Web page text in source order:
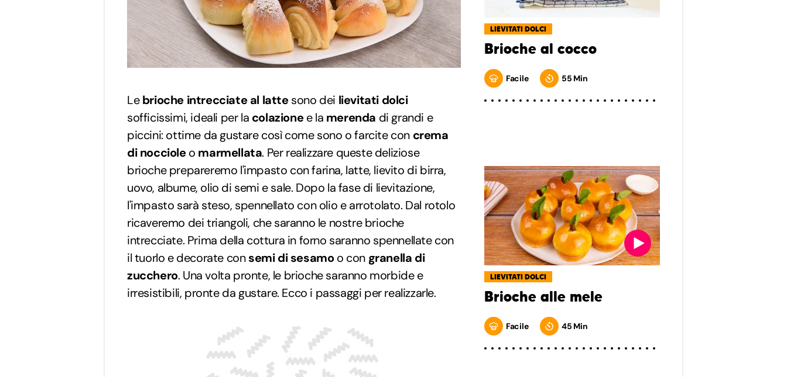
Lebrioche intrecciate al lattesono dei lievitati dolci
sofficissimi, ideali per la colazionee la merenda di grandi e
piccini: ottime da gustare così come sono o farcite con crema
di noccioleo marmellata. Per realizzare queste deliziose
brioche prepareremo l'impasto con farina, latte, lievito di birra,
uovo, albume, olio di semi e sale. Dopo la fase di lievitazione,
l'impasto sarà steso, spennellato con olio e arrotolato. Dal rotolo
ricaveremo dei triangoli, che saranno le nostre brioche
intrecciate. Prima della cottura in forno saranno spennellate con
il tuorlo e decorate consemi di sesamoo con granella di
zucchero. Una volta pronte, le brioche saranno morbide e
irresistibili, pronte da gustare. Ecco i passaggi per realizzarle.
LIEVITATI DOLCI
Brioche al cocco
Facile 55 Min
LIEVITATI DOLCI
Brioche alle mele
Facile 45 Min